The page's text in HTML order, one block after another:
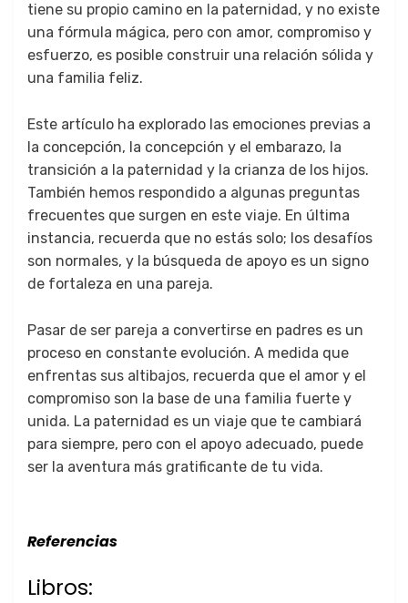
tiene su propio camino en la paternidad, y no existe
una fórmula mágica, pero con amor, compromiso y
esfuerzo, es posible construir una relación sólida y
una familia feliz.
Este artículo ha explorado las emociones previas a
la concepción, la concepción y el embarazo, la
transición a la paternidad y la crianza de los hijos.
También hemos respondido a algunas preguntas
frecuentes que surgen en este viaje. En última
instancia, recuerda que no estás solo; los desafíos
son normales, y la búsqueda de apoyo es un signo
de fortaleza en una pareja.
Pasar de ser pareja a convertirse en padres es un
proceso en constante evolución. A medida que
enfrentas sus altibajos, recuerda que el amor y el
compromiso son la base de una familia fuerte y
unida. La paternidad es un viaje que te cambiará
para siempre, pero con el apoyo adecuado, puede
ser la aventura más gratificante de tu vida.
Referencias
Libros: